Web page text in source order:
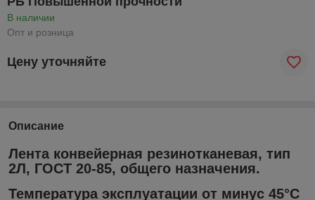
В наличии
Опт и розница
Цену уточняйте
Описание
Лента конвейерная резинотканевая, тип
2Л, ГОСТ 20-85, общего назначения.
Температура эксплуатации от минус 45°С